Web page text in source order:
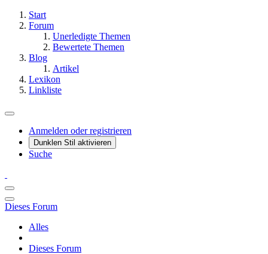
Start
Forum
Unerledigte Themen
Bewertete Themen
Blog
Artikel
Lexikon
Linkliste
Anmelden oder registrieren
Dunklen Stil aktivieren
Suche
Dieses Forum
Alles
Dieses Forum